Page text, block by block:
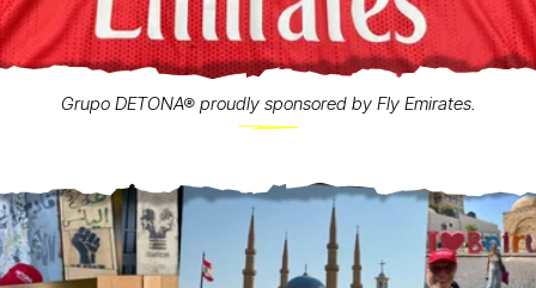
Grupo DETONA® proudly sponsored by Fly Emirates.